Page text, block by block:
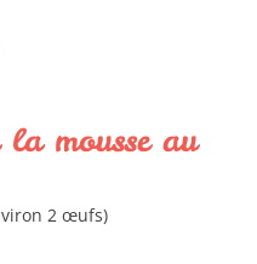
mousse au
2 œufs)